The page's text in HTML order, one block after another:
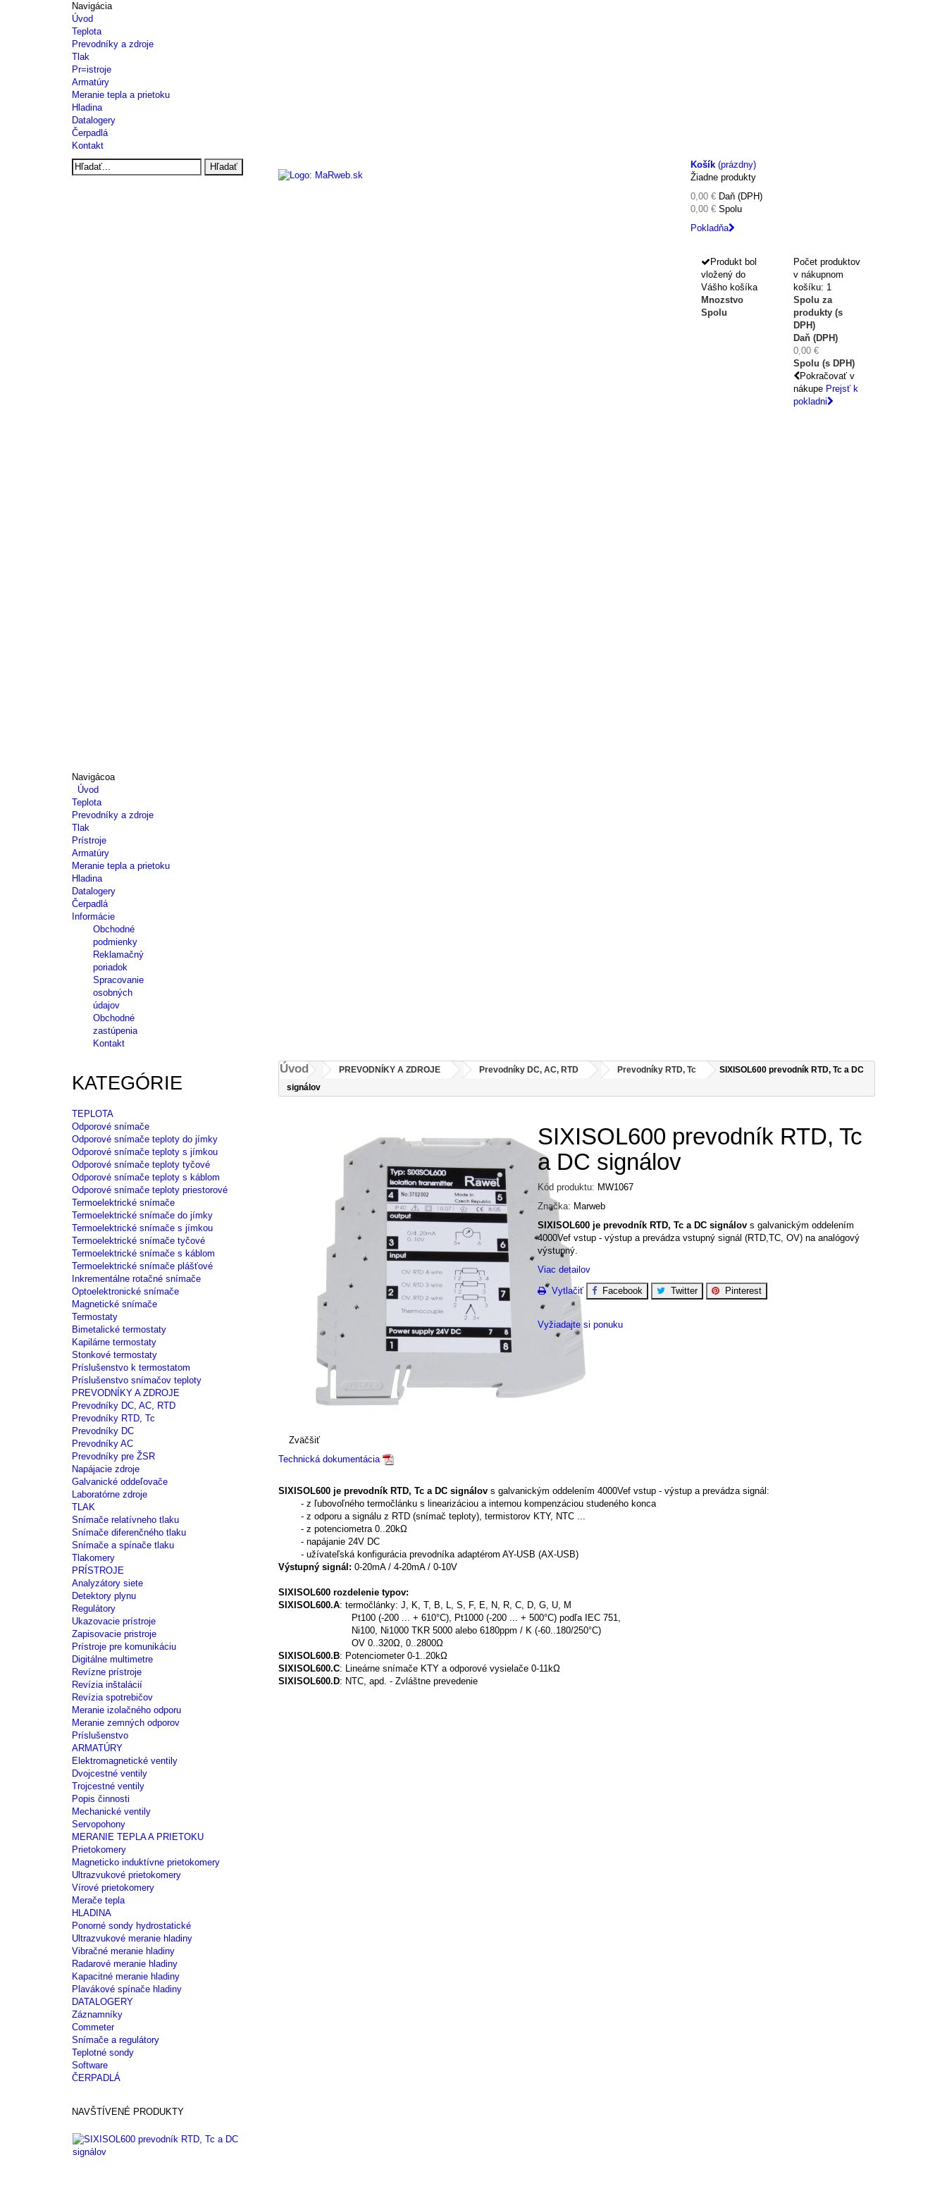
Navigácia
Úvod
Teplota
Prevodníky a zdroje
Tlak
Pr=istroje
Armatúry
Meranie tepla a prietoku
Hladina
Datalogery
Čerpadlá
Kontakt
Hľadať
Košík (prázdny)
Žiadne produkty
0,00 € Daň (DPH)
0,00 € Spolu
Pokladňa
Produkt bol
vložený do
Vášho košíka
Mnozstvo
Spolu
Počet produktov
v nákupnom
košíku: 1
Spolu za
produkty (s
DPH)
Daň (DPH)
0,00 €
Spolu (s DPH)
Pokračovať v
nákupe Prejsť k
pokladni
Navigácoa
Úvod
Teplota
Prevodníky a zdroje
Tlak
Prístroje
Armatúry
Meranie tepla a prietoku
Hladina
Datalogery
Čerpadlá
Informácie
Obchodné
podmienky
Reklamačný
poriadok
Spracovanie
osobných
údajov
Obchodné
zastúpenia
Kontakt
KATEGÓRIE
TEPLOTA
Odporové snímače
Odporové snímače teploty do jímky
Odporové snímače teploty s jímkou
Odporové snímače teploty tyčové
Odporové snímače teploty s káblom
Odporové snímače teploty priestorové
Termoelektrické snímače
Termoelektrické snímače do jímky
Termoelektrické snímače s jímkou
Termoelektrické snímače tyčové
Termoelektrické snímače s káblom
Termoelektrické snímače plášťové
Inkrementálne rotačné snímače
Optoelektronické snímače
Magnetické snímače
Termostaty
Bimetalické termostaty
Kapilárne termostaty
Stonkové termostaty
Príslušenstvo k termostatom
Príslušenstvo snímačov teploty
PREVODNÍKY A ZDROJE
Prevodníky DC, AC, RTD
Prevodníky RTD, Tc
Prevodníky DC
Prevodníky AC
Prevodníky pre ŽSR
Napájacie zdroje
Galvanické oddeľovače
Laboratórne zdroje
TLAK
Snímače relatívneho tlaku
Snímače diferenčného tlaku
Snímače a spínače tlaku
Tlakomery
PRÍSTROJE
Analyzátory siete
Detektory plynu
Regulátory
Ukazovacie prístroje
Zapisovacie pristroje
Prístroje pre komunikáciu
Digitálne multimetre
Revízne prístroje
Revízia inštalácií
Revízia spotrebičov
Meranie izolačného odporu
Meranie zemných odporov
Príslušenstvo
ARMATÚRY
Elektromagnetické ventily
Dvojcestné ventily
Trojcestné ventily
Popis činnosti
Mechanické ventily
Servopohony
MERANIE TEPLA A PRIETOKU
Prietokomery
Magneticko induktívne prietokomery
Ultrazvukové prietokomery
Vírové prietokomery
Merače tepla
HLADINA
Ponorné sondy hydrostatické
Ultrazvukové meranie hladiny
Vibračné meranie hladiny
Radarové meranie hladiny
Kapacitné meranie hladiny
Plavákové spínače hladiny
DATALOGERY
Záznamníky
Commeter
Snímače a regulátory
Teplotné sondy
Software
ČERPADLÁ
NAVŠTÍVENÉ PRODUKTY
Úvod PREVODNÍKY A ZDROJE Prevodníky DC, AC, RTD Prevodníky RTD, Tc
SIXISOL600 prevodník RTD, Tc a DC
signálov
Zväčšiť
SIXISOL600 prevodník RTD, Tc
a DC signálov
Kód produktu: MW1067
Značka: Marweb
SIXISOL600 je prevodník RTD, Tc a DC signálovs galvanickým oddelením
4000Vef vstup - výstup a prevádza vstupný signál (RTD,TC, OV) na analógový
výstupný.
Viac detailov
Vytlačiť
Facebook Twitter Pinterest
Vyžiadajte si ponuku
Technická dokumentácia
SIXISOL600 je prevodník RTD, Tc a DC signálovs galvanickým oddelením 4000Vef vstup - výstup a prevádza signál:
- z ľubovoľného termočlánku s linearizáciou a internou kompenzáciou studeného konca
- z odporu a signálu z RTD (snímač teploty), termistorov KTY, NTC ...
- z potenciometra 0..20kΩ
- napájanie 24V DC
- užívateľská konfigurácia prevodníka adaptérom AY-USB (AX-USB)
Výstupný signál: 0-20mA / 4-20mA / 0-10V
SIXISOL600 rozdelenie typov:
SIXISOL600.A: termočlánky: J, K, T, B, L, S, F, E, N, R, C, D, G, U, M
Pt100 (-200 ... + 610°C), Pt1000 (-200 ... + 500°C) podľa IEC 751,
Ni100, Ni1000 TKR 5000 alebo 6180ppm / K (-60..180/250°C)
OV 0..320Ω, 0..2800Ω
SIXISOL600.B: Potenciometer 0-1..20kΩ
SIXISOL600.C: Lineárne snímače KTY a odporové vysielače 0-11kΩ
SIXISOL600.D: NTC, apd. - Zvláštne prevedenie